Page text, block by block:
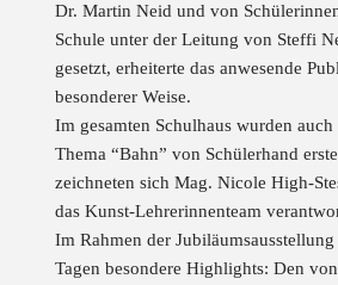
Dr. Martin Neid und von
Schule unter der Leitung von Steffi
gesetzt, erheiterte das anwesende
besonderer Weise.
Im gesamten Schulhaus wurden
Thema “Bahn” von Schülerhand
zeichneten sich Mag. Nicole High-
das Kunst-Lehrerinnenteam
Im Rahmen der Jubiläumsausstellung
Tagen besondere Highlights: Den